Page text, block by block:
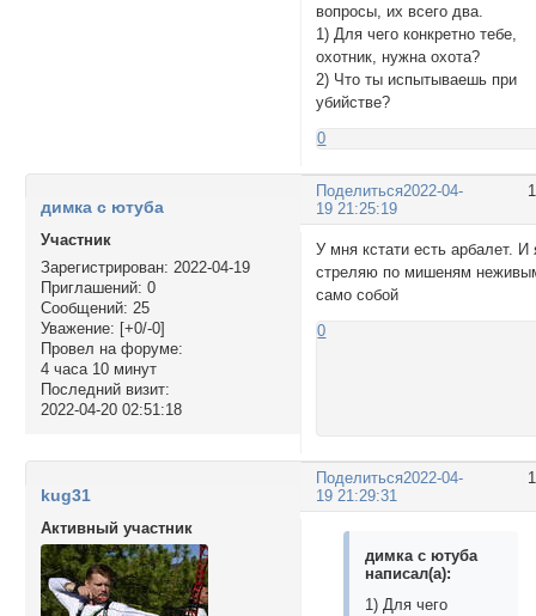
вопросы, их всего два.
1) Для чего конкретно тебе,
охотник, нужна охота?
2) Что ты испытываешь при
убийстве?
0
Поделиться2022-04-
19 21:25:19
димка с ютуба
Участник
Зарегистрирован: 2022-04-19
Приглашений: 0
Сообщений: 25
Уважение: [+0/-0]
Провел на форуме:
4 часа 10 минут
Последний визит:
2022-04-20 02:51:18
У мня кстати есть арбалет. И
стреляю по мишеням
само собой
0
Поделиться2022-04-
19 21:29:31
kug31
Активный участник
димка с ютуба
написал(а):
1) Для чего